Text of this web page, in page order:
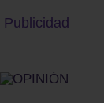
Publicidad